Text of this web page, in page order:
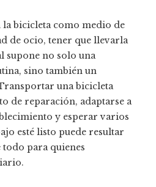
la bicicleta como medio de
de ocio, tener que llevarla
supone no solo una
sino también un
una bicicleta
de reparación, adaptarse a
y esperar varios
esté listo puede resultar
para quienes